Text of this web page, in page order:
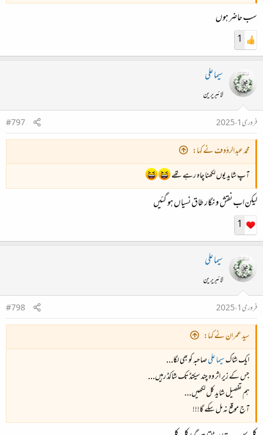
سب حاضر ہوں
1
سیما علی
لائبریرین
فروری 1، 2025
#797
محمد عبدالرؤوف نے کہا:
آپ شاید یوں لکھنا چاہ رہے تھے
لیکن اب نقش و نگار طاق نسیاں ہو گئیں
1
سیما علی
لائبریرین
فروری 1، 2025
#798
سید عمران نے کہا:
ایک شاکسیما علیصاحبہ کو بھی لگا...
جس کے زیر اثر وہ چند سیکنڈ تک شاکڈ رہیں...
ہم تفصیل شاید کل لکھیں...
آج موقع نہ مل سکے گا!!!